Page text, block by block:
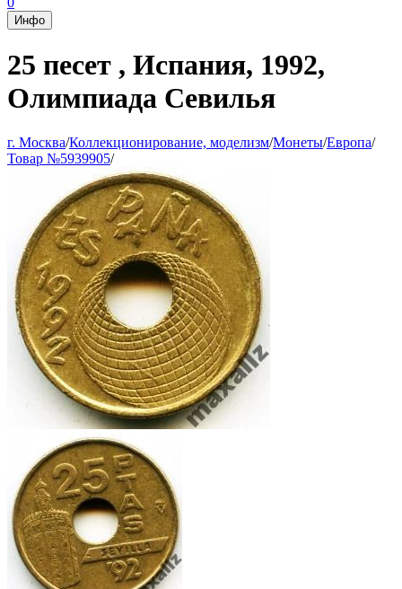
Инфо
25 песет , Испания, 1992,
Олимпиада Севилья
г. Москва/Коллекционирование, моделизм/Монеты/Европа/
Товар №5939905/